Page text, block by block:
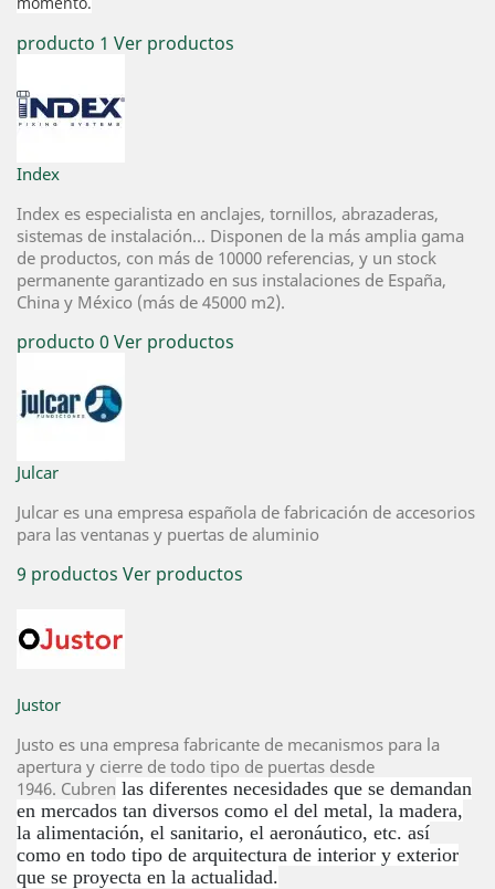
producto 1 Ver productos
Index
Index es especialista en anclajes, tornillos, abrazaderas,
sistemas de instalación... Disponen de la más amplia gama
de productos, con más de 10000 referencias, y un stock
permanente garantizado en sus instalaciones de España,
China y México (más de 45000 m2).
producto 0 Ver productos
Julcar
Julcar es una empresa española de fabricación de accesorios
para las ventanas y puertas de aluminio
9 productos Ver productos
Justor
Justo es una empresa fabricante de mecanismos para la
apertura y cierre de todo tipo de puertas desde
1946. Cubren las diferentes necesidades que se demandan
en mercados tan diversos como el del metal, la madera,
la alimentación, el sanitario, el aeronáutico, etc. así
como en todo tipo de arquitectura de interior y exterior
que se proyecta en la actualidad.